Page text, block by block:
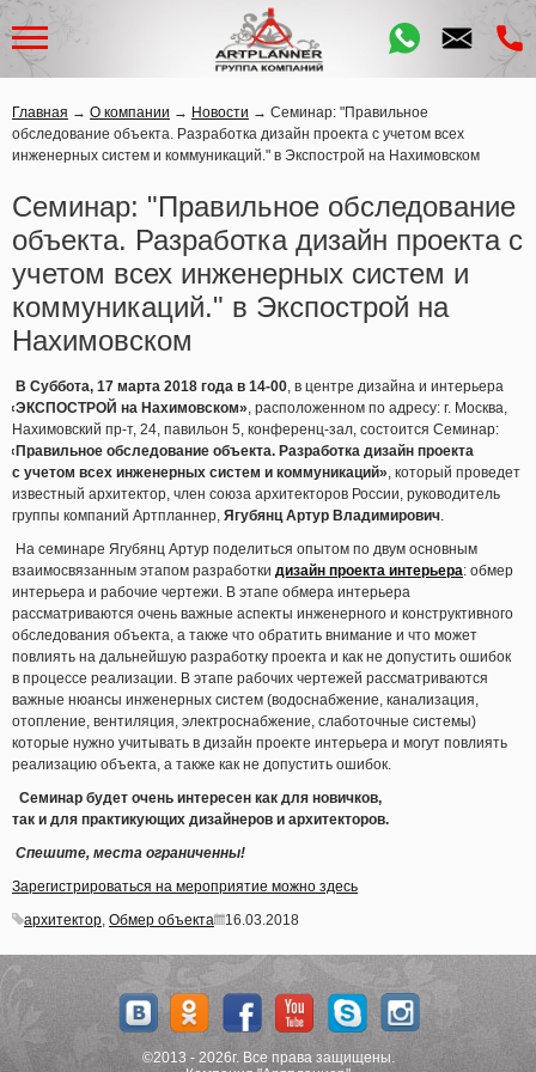
Главная → О компании → Новости → Семинар: "Правильное
обследование объекта. Разработка дизайн проекта с учетом всех
инженерных систем и коммуникаций." в Экспострой на Нахимовском
Семинар: "Правильное обследование
объекта. Разработка дизайн проекта с
учетом всех инженерных систем и
коммуникаций." в Экспострой на
Нахимовском
В Суббота, 17 марта 2018 года в 14-00, в центре дизайна и интерьера
«ЭКСПОСТРОЙ на Нахимовском», расположенном по адресу: г. Москва,
Нахимовский пр-т, 24, павильон 5, конференц-зал, состоится Семинар:
«Правильное обследование объекта. Разработка дизайн проекта
с учетом всех инженерных систем и коммуникаций», который проведет
известный архитектор, член союза архитекторов России, руководитель
группы компаний Артпланнер, Ягубянц Артур Владимирович.
На семинаре Ягубянц Артур поделиться опытом по двум основным
взаимосвязанным этапом разработки дизайн проекта интерьера: обмер
интерьера и рабочие чертежи. В этапе обмера интерьера
рассматриваются очень важные аспекты инженерного и конструктивного
обследования объекта, а также что обратить внимание и что может
повлиять на дальнейшую разработку проекта и как не допустить ошибок
в процессе реализации. В этапе рабочих чертежей рассматриваются
важные нюансы инженерных систем (водоснабжение, канализация,
отопление, вентиляция, электроснабжение, слаботочные системы)
которые нужно учитывать в дизайн проекте интерьера и могут повлиять
реализацию объекта, а также как не допустить ошибок.
Семинар будет очень интересен как для новичков,
так и для практикующих дизайнеров и архитекторов.
Спешите, места ограниченны!
Зарегистрироваться на мероприятие можно здесь
архитектор, Обмер объекта 16.03.2018
©2013 - 2026г. Все права защищены.